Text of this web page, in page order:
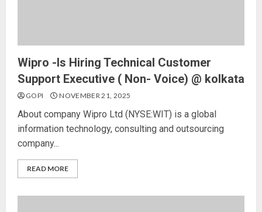
Wipro -Is Hiring Technical Customer
Support Executive ( Non- Voice) @ kolkata
GOPI NOVEMBER 21, 2025
About company Wipro Ltd (NYSE:WIT) is a global
information technology, consulting and outsourcing
company...
READ MORE